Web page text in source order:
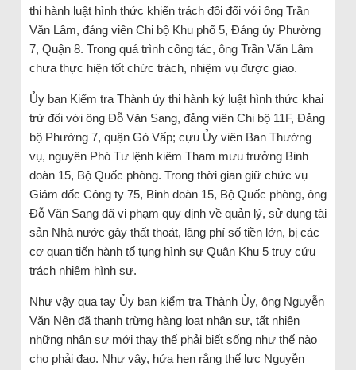
thi hành luật hình thức khiển trách đối đối với ông Trần
Văn Lâm, đảng viên Chi bộ Khu phố 5, Đảng ủy Phường
7, Quận 8. Trong quá trình công tác, ông Trần Văn Lâm
chưa thực hiện tốt chức trách, nhiệm vụ được giao.
Ủy ban Kiểm tra Thành ủy thi hành kỷ luật hình thức khai
trừ đối với ông Đỗ Văn Sang, đảng viên Chi bộ 11F, Đảng
bộ Phường 7, quận Gò Vấp; cựu Ủy viên Ban Thường
vụ, nguyên Phó Tư lệnh kiêm Tham mưu trưởng Binh
đoàn 15, Bộ Quốc phòng. Trong thời gian giữ chức vụ
Giám đốc Công ty 75, Binh đoàn 15, Bộ Quốc phòng, ông
Đỗ Văn Sang đã vi phạm quy định về quản lý, sử dụng tài
sản Nhà nước gây thất thoát, lãng phí số tiền lớn, bị các
cơ quan tiến hành tố tụng hình sự Quân Khu 5 truy cứu
trách nhiệm hình sự.
Như vậy qua tay Ủy ban kiểm tra Thành Ủy, ông Nguyễn
Văn Nên đã thanh trừng hàng loạt nhân sự, tất nhiên
những nhân sự mới thay thế phải biết sống như thế nào
cho phải đạo. Như vậy, hứa hẹn rằng thế lực Nguyễn